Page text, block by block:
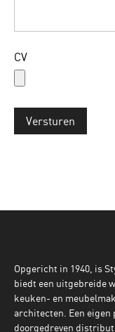
CV
Versturen
Opgericht in 1940, is
biedt een uitgebreide
keuken- en
architecten. Een eigen
doorgedreven